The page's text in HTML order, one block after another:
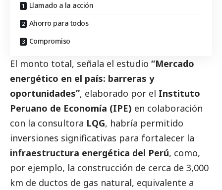
Llamado a la acción
Ahorro para todos
Compromiso
El monto total, señala el estudio “Mercado
energético en el país: barreras y
oportunidades”, elaborado por el Instituto
Peruano de Economía (IPE) en colaboración
con la consultora LQG, habría permitido
inversiones significativas para fortalecer la
infraestructura energética del Perú, como,
por ejemplo, la construcción de cerca de 3,000
km de ductos de gas natural, equivalente a